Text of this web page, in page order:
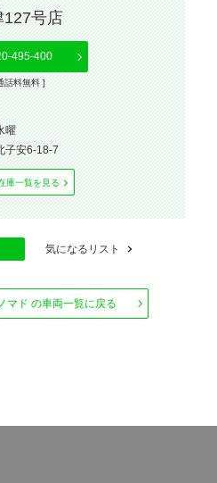
127号店
495-400
話料無料 ]
曜
子安6-18-7
庫⼀覧を⾒る
気になるリスト
マド の車両一覧に戻る